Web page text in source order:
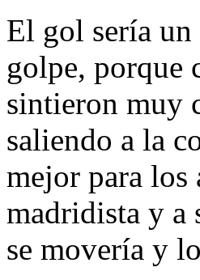
El gol sería un
golpe, porque
sintieron muy
saliendo a la
mejor para los
madridista y a
se movería y